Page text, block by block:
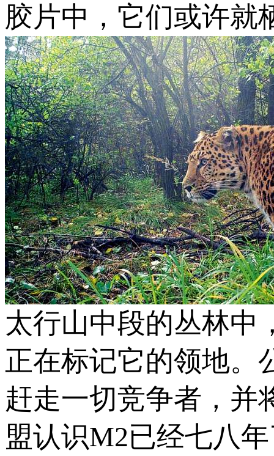
胶片中，它们或许就
太行山中段的丛林中
正在标记它的领地。
赶走一切竞争者，并
盟认识M2已经七八